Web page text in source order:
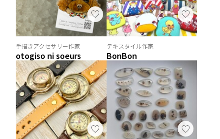
手描きアクセサリー作家
otogiso ni soeurs
テキスタイル作家
BonBon